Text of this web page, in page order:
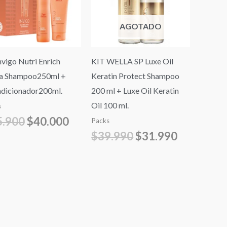
Nutri Enrich
Shampoo250ml +
$45.900.
$40.000
AGOTADO
KIT WELLA SP Luxe Oil
Keratin Protect Shampoo
200 ml + Luxe Oil Keratin
Oil 100 ml.
Packs
$39.990
$39.990.
$31.990